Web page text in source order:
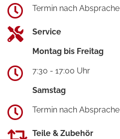
Termin nach Absprache
Service
Montag bis Freitag
7:30 - 17:00 Uhr
Samstag
Termin nach Absprache
Teile & Zubehör